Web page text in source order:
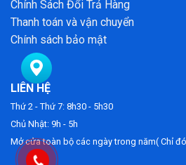
Chính Sách Đổi Trả Hàng
Thanh toán và vận chuyển
Chính sách bảo mật
LIÊN HỆ
Thứ 2 - Thứ 7: 8h30 - 5h30
Chủ Nhật: 9h - 5h
Mở cửa toàn bộ các ngày trong năm( Chỉ